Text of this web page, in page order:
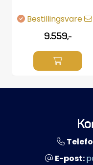
Bestillingsvare
9.559,-
E-post: